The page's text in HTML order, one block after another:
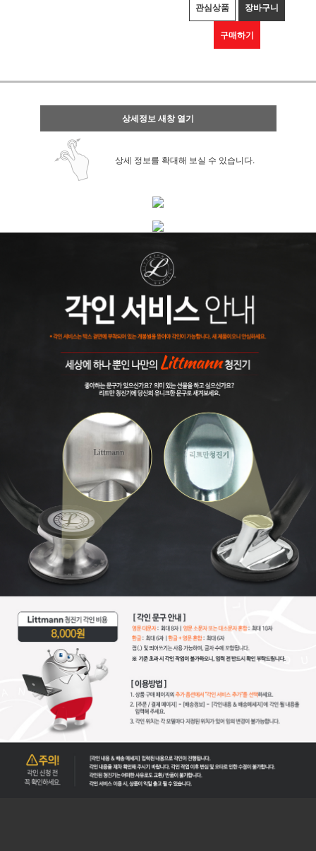
관심상품 장바구니
구매하기
상세정보 새창 열기
상세 정보를 확대해 보실 수 있습니다.